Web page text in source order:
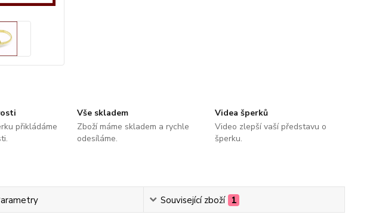
přikládáme
Vše skladem
Zboží máme skladem a rychle
odesíláme.
Videa šperků
Video zlepší vaší představu o
šperku.
Související zboží 1